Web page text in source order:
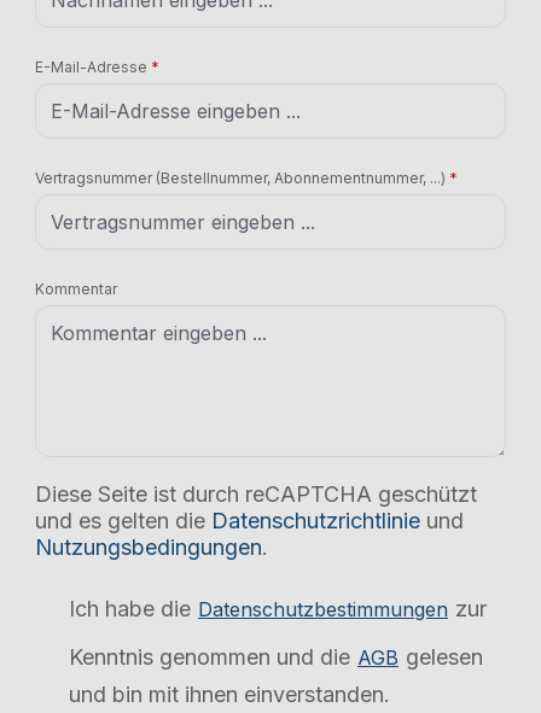
E-Mail-Adresse *
Vertragsnummer (Bestellnummer, Abonnementnummer, ...) *
Kommentar
Diese Seite ist durch reCAPTCHA geschützt
und es gelten die Datenschutzrichtlinie und
Nutzungsbedingungen.
Ich habe die Datenschutzbestimmungen zur
Kenntnis genommen und die AGB gelesen
und bin mit ihnen einverstanden.